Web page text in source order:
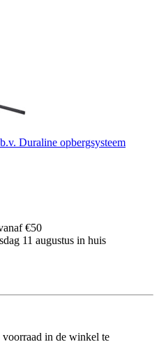
Duraline opbergsysteem
€50
11 augustus in huis
in de winkel te